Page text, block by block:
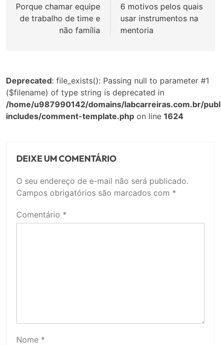
de
Post
Porque chamar equipe
de trabalho de time e
não família
6 motivos pelos quais
usar instrumentos na
mentoria
Deprecated: file_exists(): Passing null to parameter #1
($filename) of type string is deprecated in
/home/u987990142/domains/labcarreiras.com.br/
includes/comment-template.php on line 1624
DEIXE UM COMENTÁRIO
O seu endereço de e-mail não será publicado.
Campos obrigatórios são marcados com *
Comentário *
Nome *